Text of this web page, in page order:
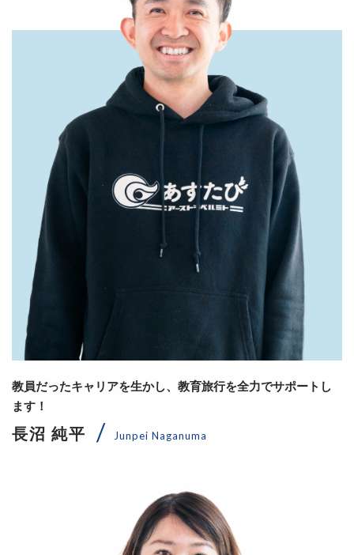
教員だったキャリアを生かし、教育旅行を全力でサポートし
ます！
長沼 純平 Junpei Naganuma